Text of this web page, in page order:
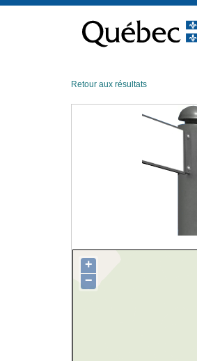
contenu
Retour aux résultats
+
−